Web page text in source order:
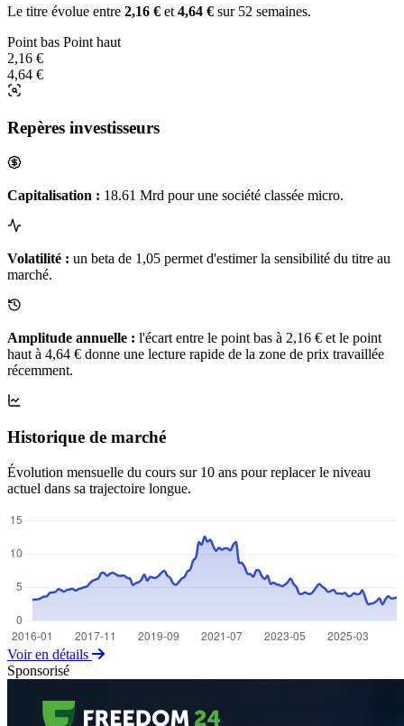
Le titre évolue entre 2,16 € et 4,64 € sur 52 semaines.
Point bas Point haut
2,16 €
4,64 €
Repères investisseurs
Capitalisation : 18.61 Mrd pour une société classée micro.
Volatilité : un beta de 1,05 permet d'estimer la sensibilité du titre au
marché.
Amplitude annuelle : l'écart entre le point bas à 2,16 € et le point
haut à 4,64 € donne une lecture rapide de la zone de prix travaillée
récemment.
Historique de marché
Évolution mensuelle du cours sur 10 ans pour replacer le niveau
actuel dans sa trajectoire longue.
Voir en détails
Sponsorisé